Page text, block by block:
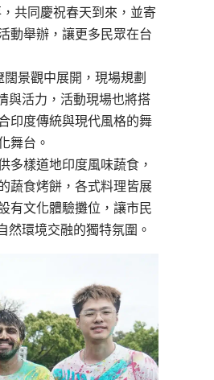
共同慶祝春天到來，並寄
動舉辦，讓更多民眾在台
景觀中展開，現場規劃
與活力，活動現場也將搭
印度傳統與現代風格的舞
舞台。
多樣道地印度風味蔬食，
蔬食烤餅，各式料理皆展
有文化體驗攤位，讓市民
環境交融的獨特氛圍。